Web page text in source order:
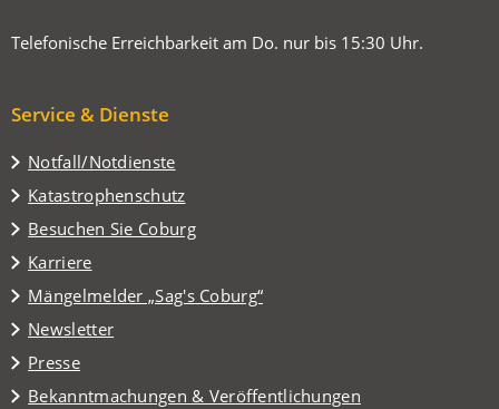
Telefonische Erreichbarkeit am Do. nur bis 15:30 Uhr.
Service & Dienste
Notfall/Notdienste
Katastrophenschutz
Besuchen Sie Coburg
(Öffnet
in
einem
neuen
Tab)
Karriere
Mängelmelder „Sag's Coburg“
(Öffnet
in
einem
neuen
Tab)
Newsletter
Presse
Bekanntmachungen & Veröffentlichungen